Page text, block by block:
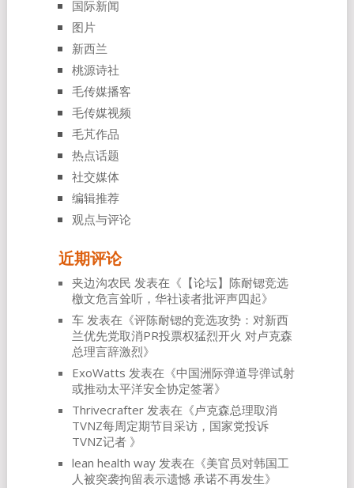
国际新闻
图片
新西兰
桃源诗社
毛传媒播客
毛传媒视频
毛芃作品
热点话题
社交媒体
编辑推荐
观点与评论
近期评论
夹边沟农民 发表在《 【论坛】陈耐锶竞选
檄文危言耸听，华社读者批评声四起》
车发表在《评陈耐锶的竞选攻势：对新西
兰优先党取消PR投票权猛烈开火 对卢克森
总理言辞激烈》
ExoWatts 发表在《中国洲际弹道导弹试射
或推动太平洋安全协定签署》
Thrivecrafter发表在《卢克森总理取消
TVNZ每周定期节目采访，国家党投诉
TVNZ记者 》
lean health way发表在《美官员对韩国工
人被突袭拘留表示遗憾 承诺不再发生》